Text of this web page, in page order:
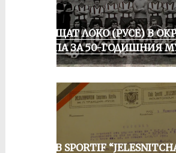
ПРАЩАТ ЛОКО (РУСЕ) В
ГРУПА ЗА 50-ГОДИШНИЯ
CLUB SPORTIF